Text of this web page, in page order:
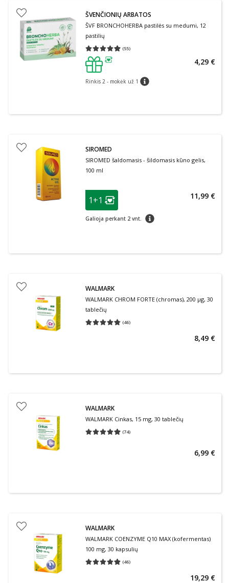
ŠVENČIONIŲ ARBATOS
ŠVF BRONCHOHERBA pastilės su medumi, 12
pastilių
(55)
Vidutinis įvertinimas 4.95
patarimas
Rinkis 2 - mokėk už 1 patarimas
4,29 €
SIROMED
SIROMED šaldomasis - šildomasis kūno gelis,
100 ml
patarimas
Lojalumo klubo narių nuolaida
1+1
Galioja perkant 2 vnt. patarimas
11,99 €
WALMARK
WALMARK CHROM FORTE (chromas), 200 µg, 30
tablečių
(46)
Vidutinis įvertinimas 4.74
8,49 €
WALMARK
WALMARK Cinkas, 15 mg, 30 tablečių
(74)
Vidutinis įvertinimas 4.95
6,99 €
WALMARK
WALMARK COENZYME Q10 MAX (kofermentas)
100 mg, 30 kapsulių
(46)
Vidutinis įvertinimas 4.83
19,29 €